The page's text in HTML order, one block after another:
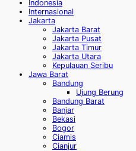
Indonesia
Internasional
Jakarta
Jakarta Barat
Jakarta Pusat
Jakarta Timur
Jakarta Utara
Kepulauan Seribu
Jawa Barat
Bandung
Ujung Berung
Bandung Barat
Banjar
Bekasi
Bogor
Ciamis
Cianjur